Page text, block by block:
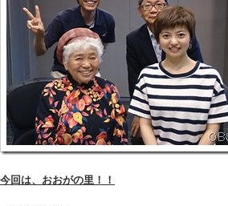
今回は、おおがの里！！